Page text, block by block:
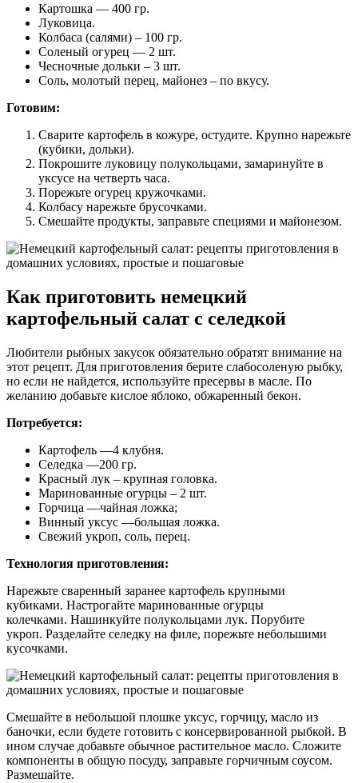
Картошка — 400 гр.
Луковица.
Колбаса (салями) – 100 гр.
Соленый огурец — 2 шт.
Чесночные дольки – 3 шт.
Соль, молотый перец, майонез – по вкусу.
Готовим:
Сварите картофель в кожуре, остудите. Крупно нарежьте
(кубики, дольки).
Покрошите луковицу полукольцами, замаринуйте в
уксусе на четверть часа.
Порежьте огурец кружочками.
Колбасу нарежьте брусочками.
Смешайте продукты, заправьте специями и майонезом.
Как приготовить немецкий
картофельный салат с селедкой
Любители рыбных закусок обязательно обратят внимание на
этот рецепт. Для приготовления берите слабосоленую рыбку,
но если не найдется, используйте пресервы в масле. По
желанию добавьте кислое яблоко, обжаренный бекон.
Потребуется:
Картофель —4 клубня.
Селедка —200 гр.
Красный лук – крупная головка.
Маринованные огурцы – 2 шт.
Горчица —чайная ложка;
Винный уксус —большая ложка.
Свежий укроп, соль, перец.
Технология приготовления:
Нарежьте сваренный заранее картофель крупными
кубиками. Настрогайте маринованные огурцы
колечками. Нашинкуйте полукольцами лук. Порубите
укроп. Разделайте селедку на филе, порежьте небольшими
кусочками.
Смешайте в небольшой плошке уксус, горчицу, масло из
баночки, если будете готовить с консервированной рыбкой. В
ином случае добавьте обычное растительное масло. Сложите
компоненты в общую посуду, заправьте горчичным соусом.
Размешайте.